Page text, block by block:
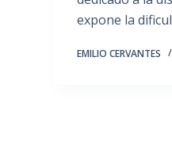
expone la
EMILIO CERVANTES